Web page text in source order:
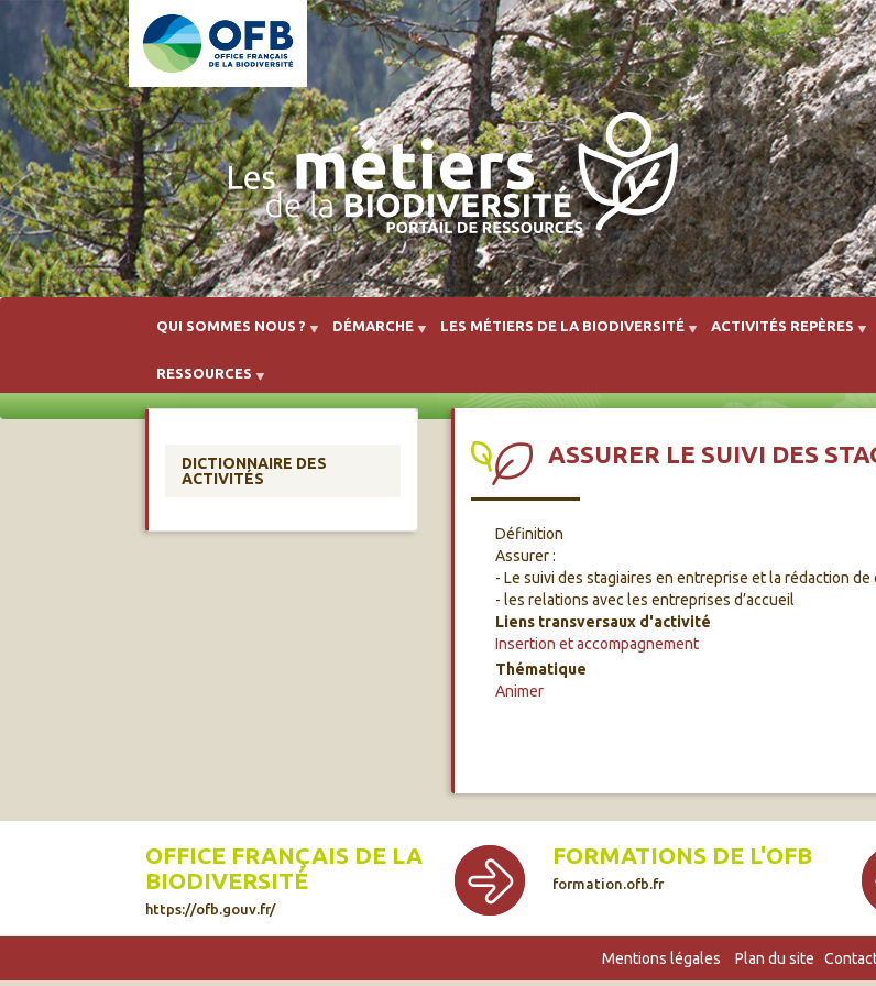
Aller au contenu
QUI SOMMES NOUS ? DÉMARCHE LES MÉTIERS DE LA BIODIVERSITÉ ACTIVITÉS REPÈRES
RESSOURCES
DICTIONNAIRE DES
ACTIVITÉS
ASSURER LE SUIVI DES
Définition
Assurer :
- Le suivi des stagiaires en entreprise et la rédaction
- les relations avec les entreprises d’accueil
Liens transversaux d'activité
Insertion et accompagnement
Thématique
Animer
OFFICE FRANÇAIS DE LA
BIODIVERSITÉ
https://ofb.gouv.fr/
FORMATIONS DE L'OFB
formation.ofb.fr
Mentions légales Plan du site